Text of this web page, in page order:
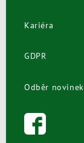
Kariéra
GDPR
Odběr novinek